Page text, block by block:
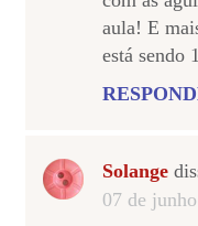
aula! E
está
Solange
07 de